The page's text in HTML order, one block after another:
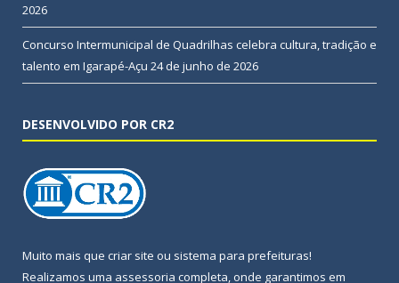
2026
Concurso Intermunicipal de Quadrilhas celebra cultura, tradição e
talento em Igarapé-Açu 24 de junho de 2026
DESENVOLVIDO POR CR2
Muito mais que criar site ou sistema para prefeituras!
Realizamos uma assessoria completa, onde garantimos em